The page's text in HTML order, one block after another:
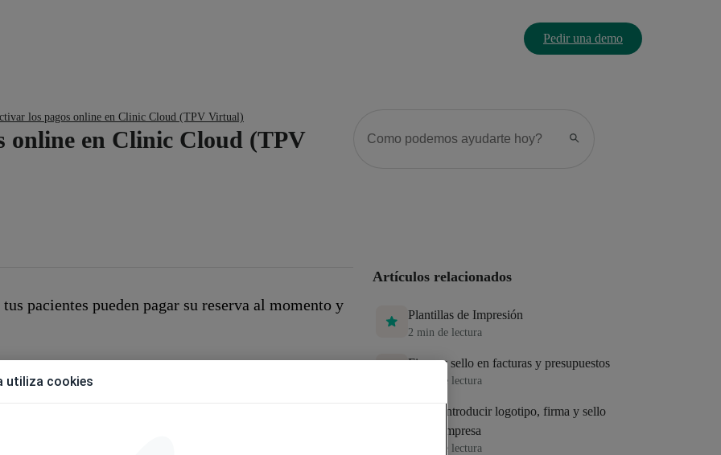
Pedir una demo
los pagos online en Clinic Cloud (TPV Virtual)
online en Clinic Cloud (TPV
pacientes pueden pagar su reserva al momento y
paciente:
el pago online por:
Artículos relacionados
Plantillas de Impresión
2 min de lectura
Firma y sello en facturas y presupuestos
min de lectura
Cómo introducir logotipo, firma y sello
de mi empresa
min de lectura
utiliza cookies